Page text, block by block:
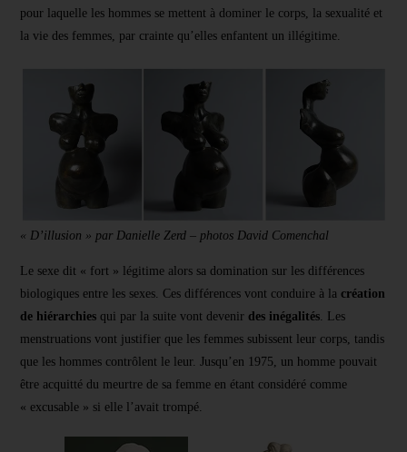
pour laquelle les hommes se mettent à dominer le corps, la sexualité et
la vie des femmes, par crainte qu’elles enfantent un illégitime.
« D’illusion » par Danielle Zerd – photos David Comenchal
Le sexe dit « fort » légitime alors sa domination sur les différences
biologiques entre les sexes. Ces différences vont conduire à lacréation
de hiérarchies qui par la suite vont devenir des inégalités . Les
menstruations vont justifier que les femmes subissent leur corps, tandis
que les hommes contrôlent le leur. Jusqu’en 1975, un homme pouvait
être acquitté du meurtre de sa femme en étant considéré comme
« excusable » si elle l’avait trompé.